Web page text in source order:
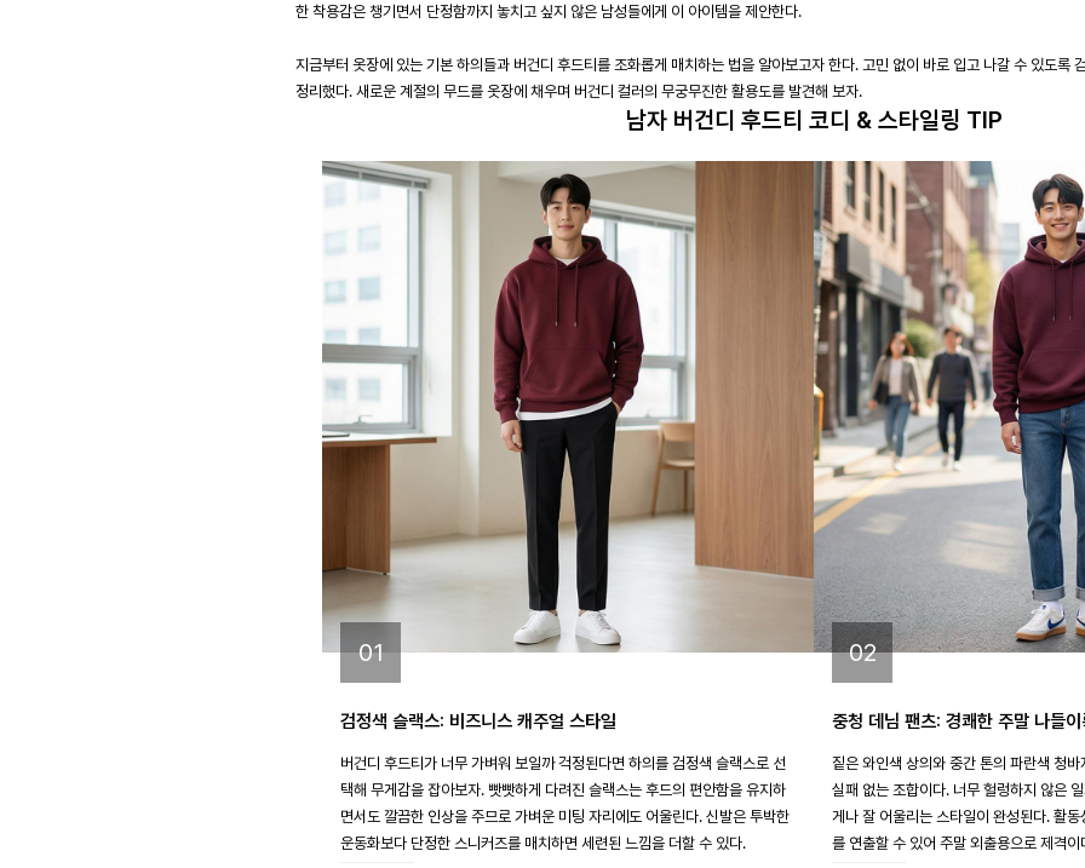
한 착용감은 챙기면서 단정함까지 놓치고 싶지 않은 남성들에게 이 아이템을 제안한다.
지금부터 옷장에 있는 기본 하의들과 버건디 후드티를 조화롭게 매치하는 법을 알아보고자 한다. 고민 없이 바로 입고 나갈 수 있도록
정리했다. 새로운 계절의 무드를 옷장에 채우며 버건디 컬러의 무궁무진한 활용도를 발견해 보자.
남자 버건디 후드티 코디 & 스타일링 TIP
01
검정색 슬랙스: 비즈니스 캐주얼 스타일
버건디 후드티가 너무 가벼워 보일까 걱정된다면 하의를 검정색 슬랙스로 선
택해 무게감을 잡아보자. 빳빳하게 다려진 슬랙스는 후드의 편안함을 유지하
면서도 깔끔한 인상을 주므로 가벼운 미팅 자리에도 어울린다. 신발은 투박한
운동화보다 단정한 스니커즈를 매치하면 세련된 느낌을 더할 수 있다.
02
중청 데님 팬츠: 경쾌한 주말 나들이
짙은 와인색 상의와 중간 톤의 파란색 청
실패 없는 조합이다. 너무 헐렁하지 않은
게나 잘 어울리는 스타일이 완성된다. 활
를 연출할 수 있어 주말 외출용으로 제격이